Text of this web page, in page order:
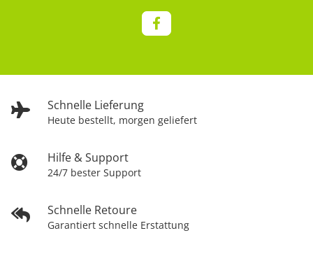
Schnelle Lieferung
Heute bestellt, morgen geliefert
Hilfe & Support
24/7 bester Support
Schnelle Retoure
Garantiert schnelle Erstattung